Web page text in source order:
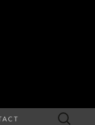
Rechercher :